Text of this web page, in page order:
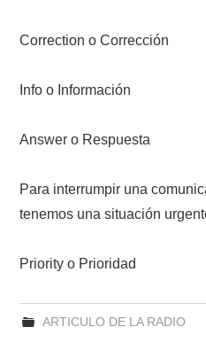
Correction o Corrección
Info o Información
Answer o Respuesta
Para interrumpir una
tenemos una situación
Priority o Prioridad
ARTICULO DE LA RADIO